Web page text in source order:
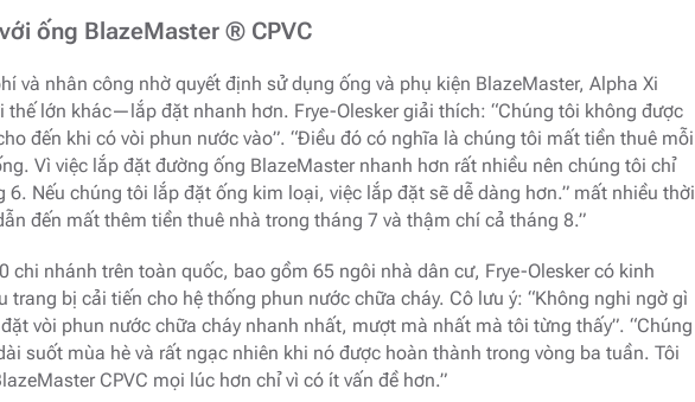
ống BlazeMaster ® CPVC
và nhân công nhờ quyết định sử dụng ống và phụ kiện BlazeMaster, Alpha Xi
thế lớn khác—lắp đặt nhanh hơn. Frye-Olesker giải thích: “Chúng tôi không được
đến khi có vòi phun nước vào”. “Điều đó có nghĩa là chúng tôi mất tiền thuê mỗi
Vì việc lắp đặt đường ống BlazeMaster nhanh hơn rất nhiều nên chúng tôi chỉ
6. Nếu chúng tôi lắp đặt ống kim loại, việc lắp đặt sẽ dễ dàng hơn.” mất nhiều thời
đến mất thêm tiền thuê nhà trong tháng 7 và thậm chí cả tháng 8.”
chi nhánh trên toàn quốc, bao gồm 65 ngôi nhà dân cư, Frye-Olesker có kinh
trang bị cải tiến cho hệ thống phun nước chữa cháy. Cô lưu ý: “Không nghi ngờ gì
vòi phun nước chữa cháy nhanh nhất, mượt mà nhất mà tôi từng thấy”. “Chúng
suốt mùa hè và rất ngạc nhiên khi nó được hoàn thành trong vòng ba tuần. Tôi
CPVC mọi lúc hơn chỉ vì có ít vấn đề hơn.”